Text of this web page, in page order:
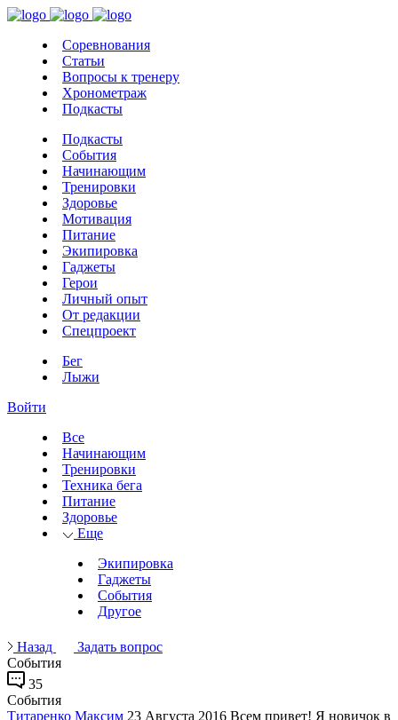
Соревнования
Статьи
Вопросы к тренеру
Хронометраж
Подкасты
Подкасты
События
Начинающим
Тренировки
Здоровье
Мотивация
Питание
Экипировка
Гаджеты
Герои
Личный опыт
От редакции
Спецпроект
Бег
Лыжи
Войти
Все
Начинающим
Тренировки
Техника бега
Питание
Здоровье
Еще
Экипировка
Гаджеты
События
Другое
Назад
Задать вопрос
События
35
События
Титаренко Максим 23 Августа 2016 Всем привет! Я новичок в